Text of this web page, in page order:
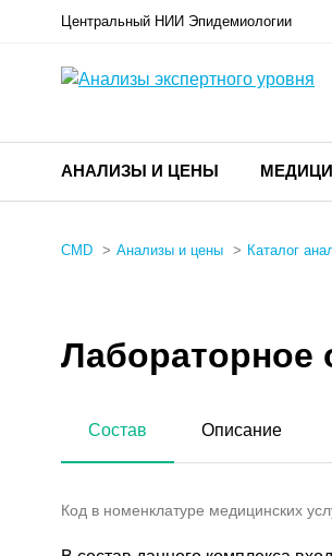
Центральный НИИ Эпидемиологии
АНАЛИЗЫ И ЦЕНЫ
CMD Анализы и цены Каталог
Лабораторное
Состав Описание
Код в номенклатуре медицинских